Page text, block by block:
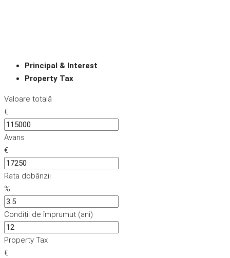
Principal & Interest
Property Tax
Valoare totală
€
Avans
€
Rata dobânzii
%
Condiții de împrumut (ani)
Property Tax
€